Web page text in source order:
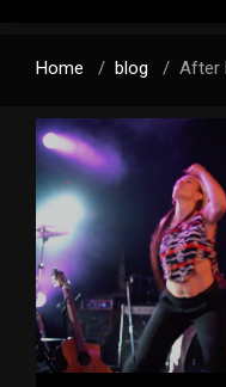
Home / blog / After